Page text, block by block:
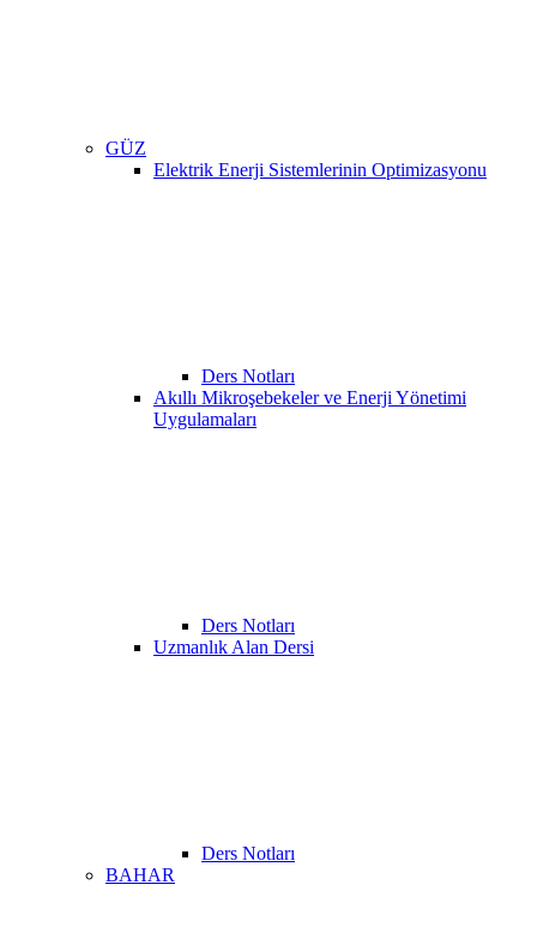
GÜZ
Elektrik Enerji Sistemlerinin Optimizasyonu
Ders Notları
Akıllı Mikroşebekeler ve Enerji Yönetimi
Uygulamaları
Ders Notları
Uzmanlık Alan Dersi
Ders Notları
BAHAR